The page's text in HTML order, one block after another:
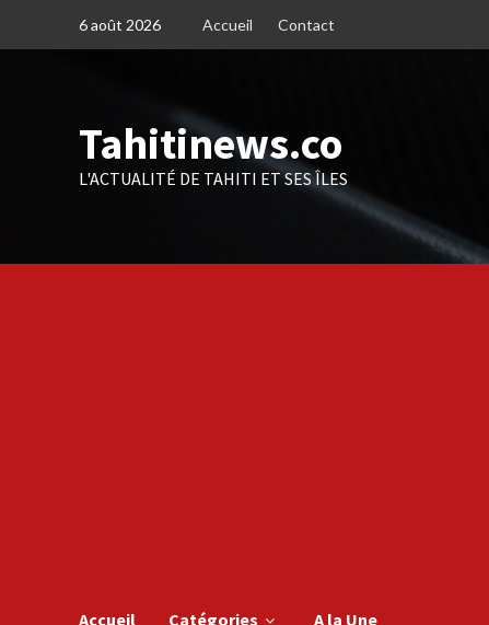
6 août 2026 Accueil Contact
Tahitinews.co
L'ACTUALITÉ DE TAHITI ET SES ÎLES
Accueil Catégories A la Une